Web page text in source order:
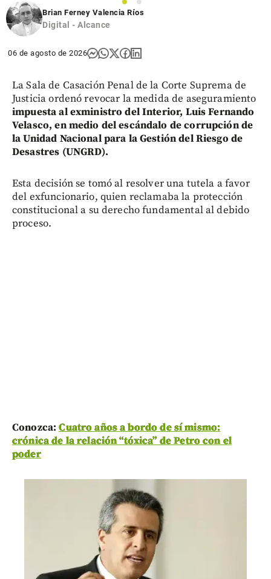
1
2
Brian Ferney Valencia Ríos
Digital - Alcance
06 de agosto de 2026
La Sala de Casación Penal de la Corte Suprema de
Justicia ordenó revocar la medida de aseguramiento
impuesta al exministro del Interior, Luis Fernando
Velasco, en medio del escándalo de corrupción de
la Unidad Nacional para la Gestión del Riesgo de
Desastres (UNGRD).
Esta decisión se tomó al resolver una tutela a favor
del exfuncionario, quien reclamaba la protección
constitucional a su derecho fundamental al debido
proceso.
Conozca:Cuatro años a bordo de sí mismo:
crónica de la relación “tóxica” de Petro con el
poder